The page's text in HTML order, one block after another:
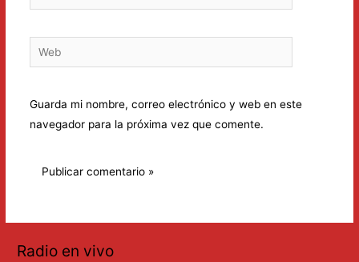
electrónico*
Web
Guarda mi nombre, correo electrónico y web en este
navegador para la próxima vez que comente.
Radio en vivo